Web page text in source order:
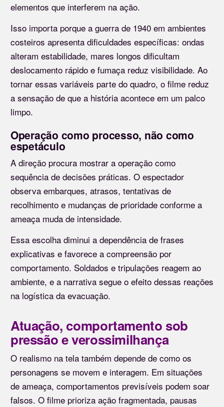
elementos que interferem na ação.
Isso importa porque a guerra de 1940 em ambientes
costeiros apresenta dificuldades específicas: ondas
alteram estabilidade, mares longos dificultam
deslocamento rápido e fumaça reduz visibilidade. Ao
tornar essas variáveis parte do quadro, o filme reduz
a sensação de que a história acontece em um palco
limpo.
Operação como processo, não como
espetáculo
A direção procura mostrar a operação como
sequência de decisões práticas. O espectador
observa embarques, atrasos, tentativas de
recolhimento e mudanças de prioridade conforme a
ameaça muda de intensidade.
Essa escolha diminui a dependência de frases
explicativas e favorece a compreensão por
comportamento. Soldados e tripulações reagem ao
ambiente, e a narrativa segue o efeito dessas reações
na logística da evacuação.
Atuação, comportamento sob
pressão e verossimilhança
O realismo na tela também depende de como os
personagens se movem e interagem. Em situações
de ameaça, comportamentos previsíveis podem soar
falsos. O filme prioriza ação fragmentada, pausas